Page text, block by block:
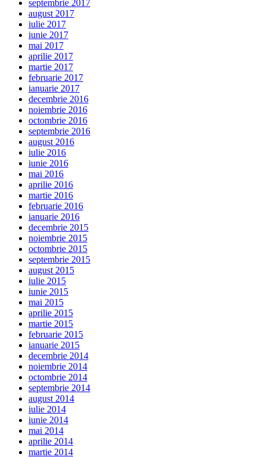
septembrie 2017
august 2017
iulie 2017
iunie 2017
mai 2017
aprilie 2017
martie 2017
februarie 2017
ianuarie 2017
decembrie 2016
noiembrie 2016
octombrie 2016
septembrie 2016
august 2016
iulie 2016
iunie 2016
mai 2016
aprilie 2016
martie 2016
februarie 2016
ianuarie 2016
decembrie 2015
noiembrie 2015
octombrie 2015
septembrie 2015
august 2015
iulie 2015
iunie 2015
mai 2015
aprilie 2015
martie 2015
februarie 2015
ianuarie 2015
decembrie 2014
noiembrie 2014
octombrie 2014
septembrie 2014
august 2014
iulie 2014
iunie 2014
mai 2014
aprilie 2014
martie 2014